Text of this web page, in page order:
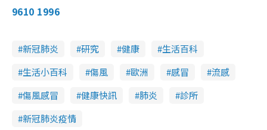
9610 1996
新冠肺炎 研究 健康
生活百科
生活小百科
傷風 歐洲 感冒
流感
傷風感冒
健康快訊 肺炎
診所
新冠肺炎疫情